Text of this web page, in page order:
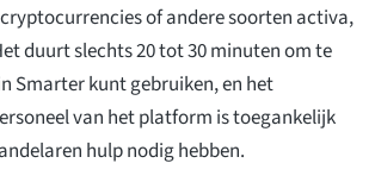
of andere soorten activa,
duurt slechts 20 tot 30 minuten om te
Smarter kunt gebruiken, en het
van het platform is toegankelijk
hulp nodig hebben.